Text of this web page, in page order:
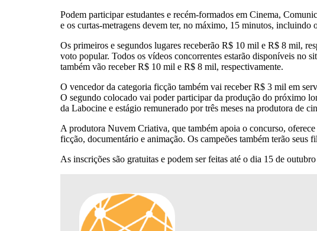
Podem participar estudantes e recém-formados em Cinema,
e os curtas-metragens devem ter, no máximo, 15 minutos,
Os primeiros e segundos lugares receberão R$ 10 mil e R$ 8 mil,
voto popular. Todos os vídeos concorrentes estarão disponíveis no
também vão receber R$ 10 mil e R$ 8 mil, respectivamente.
O vencedor da categoria ficção também vai receber R$ 3 mil em
O segundo colocado vai poder participar da produção do próximo
da Labocine e estágio remunerado por três meses na produtora de
A produtora Nuvem Criativa, que também apoia o concurso,
ficção, documentário e animação. Os campeões também terão
As inscrições são gratuitas e podem ser feitas até o dia 15 de